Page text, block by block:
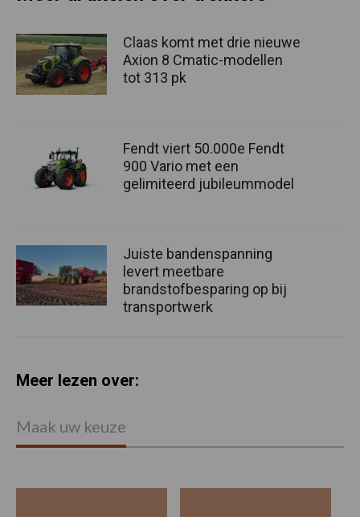
Claas komt met drie nieuwe
Axion 8 Cmatic-modellen
tot 313 pk
Fendt viert 50.000e Fendt
900 Vario met een
gelimiteerd jubileummodel
Juiste bandenspanning
levert meetbare
brandstofbesparing op bij
transportwerk
Meer lezen over:
Maak uw keuze